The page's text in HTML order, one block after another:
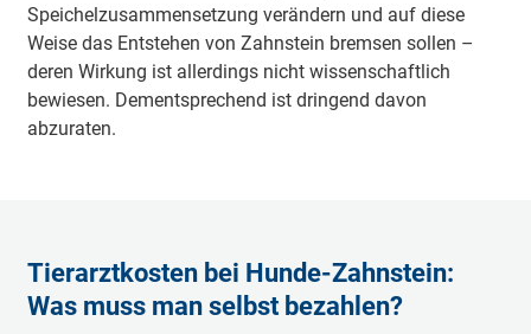
Speichelzusammensetzung verändern und auf diese
Weise das Entstehen von Zahnstein bremsen sollen –
deren Wirkung ist allerdings nicht wissenschaftlich
bewiesen. Dementsprechend ist dringend davon
abzuraten.
Tierarztkosten bei Hunde-Zahnstein:
Was muss man selbst bezahlen?